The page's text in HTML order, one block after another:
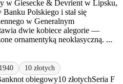
w Giesecke & Devrient w Lipsku,
Banku Polskiego i stał się
w Generalnym
dwie kobiece alegorie —
ornamentyką neoklasyczną. ...
1940
10 złotych
obiegowy10 złotychSeria F